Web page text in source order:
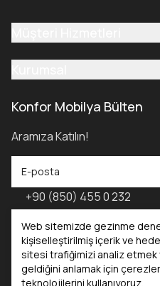
Web sitemizde gezinme
kişiselleştirilmiş içerik ve
sitesi trafiğimizi analiz
geldiğini anlamak için
teknolojilerini kullanıyoruz.
Kataloglar
Konfor Mobilya Bülten
Aramıza Katılın!
+90 (850) 455 0 232
Konfor Mobilya Kataloğu